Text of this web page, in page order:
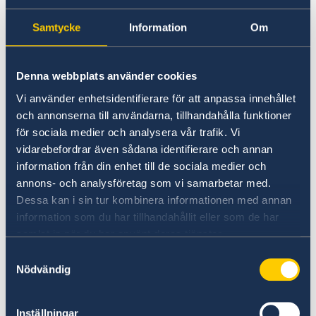
Samtycke Information Om
Denna webbplats använder cookies
Vi använder enhetsidentifierare för att anpassa innehållet
och annonserna till användarna, tillhandahålla funktioner
för sociala medier och analysera vår trafik. Vi
vidarebefordrar även sådana identifierare och annan
information från din enhet till de sociala medier och
annons- och analysföretag som vi samarbetar med.
Dessa kan i sin tur kombinera informationen med annan
information som du har tillhandahållit eller som de har
samlat in när du har använt deras tjänster.
Nödvändig
Inställningar
@swedeninjo
تريدون الحصول على معلومات أكثر حول